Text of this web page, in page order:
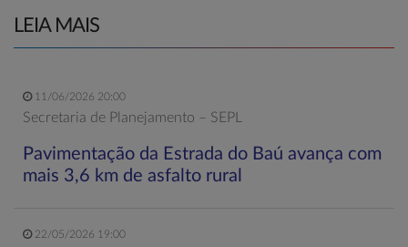
LEIA MAIS
11/06/2026 20:00
Secretaria de Planejamento – SEPL
Pavimentação da Estrada do Baú avança com
mais 3,6 km de asfalto rural
22/05/2026 19:00